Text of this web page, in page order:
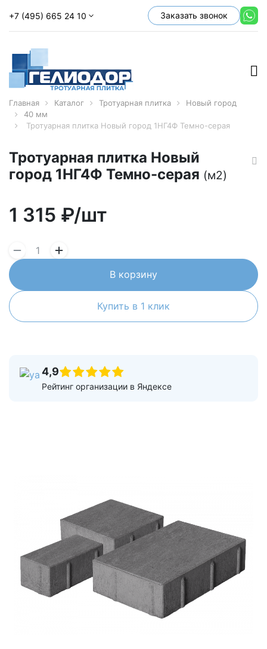
+7 (495) 665 24 10 Заказать звонок
Главная Каталог Тротуарная плитка
Новый город
40 мм
Тротуарная плитка Новый город 1НГ4Ф Темно-серая
Тротуарная плитка Новый
город 1НГ4Ф Темно-серая (м2)
1 315 ₽/шт
В корзину
Купить в 1 клик
4,9
Рейтинг организации в Яндексе